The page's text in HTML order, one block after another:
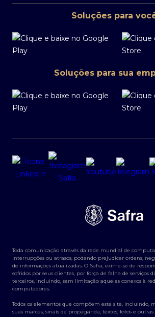
Soluções para
Soluções para sua
Toda comunicação através da rede mundial de
interrupções ou atrasos, podendo prejudicar ordens,
de informações atualizadas. O Safra, exime-se de
sofridos por seus clientes, por força de falha de serviços
terceiros, incluindo, sem limitação aqueles conexos à
computadores.
Todos os elementos que compõem este site, incluindo,
suas marcas, sinais de propaganda, textos, fotos e